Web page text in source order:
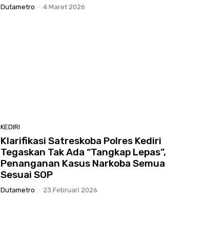
Dutametro - 4 Maret 2026
KEDIRI
Klarifikasi Satreskoba Polres Kediri
Tegaskan Tak Ada “Tangkap Lepas”,
Penanganan Kasus Narkoba Semua
Sesuai SOP
Dutametro - 23 Februari 2026